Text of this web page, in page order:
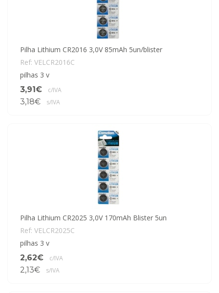
Pilha Lithium CR2016 3,0V 85mAh 5un/blister
Ref: VELCR2016C
pilhas 3 v
3,91€
c/IVA
3,18€ s/IVA
Pilha Lithium CR2025 3,0V 170mAh Blister 5un
Ref: VELCR2025C
pilhas 3 v
2,62€
c/IVA
2,13€ s/IVA